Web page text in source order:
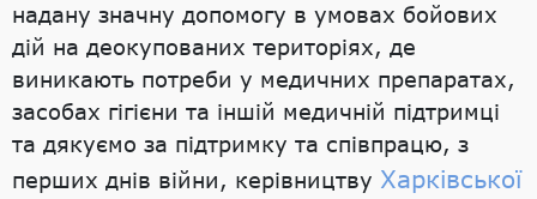
надану значну допомогу в умовах бойових
дій на деокупованих територіях, де
виникають потреби у медичних препаратах,
засобах гігієни та іншій медичній підтримці
та дякуємо за підтримку та співпрацю, з
перших днів війни, керівництву Харківської